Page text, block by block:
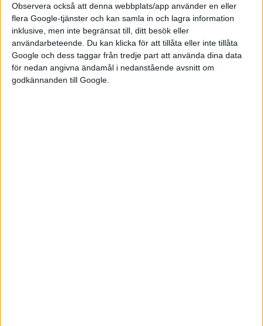
Observera också att denna webbplats/app använder en eller
flera Google-tjänster och kan samla in och lagra information
inklusive, men inte begränsat till, ditt besök eller
användarbeteende. Du kan klicka för att tillåta eller inte tillåta
Google och dess taggar från tredje part att använda dina data
för nedan angivna ändamål i nedanstående avsnitt om
godkännanden till Google.
– 2022 kommer att bli ett år av acceleration för NIO. Vi
kommer att leverera tre nya produkter baserade på NIO
Technology Platform 2.0 i år. I mars inledde vi testkörningen av
ET7 och kommer att börja leverera den 28 mars 2022, sa
grundaren William Li.